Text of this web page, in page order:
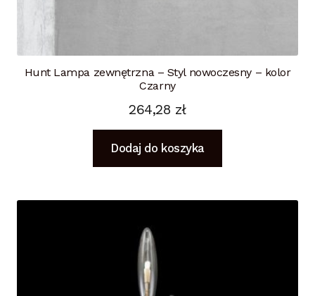
Hunt Lampa zewnętrzna – Styl nowoczesny – kolor
Czarny
264,28 zł
Dodaj do koszyka